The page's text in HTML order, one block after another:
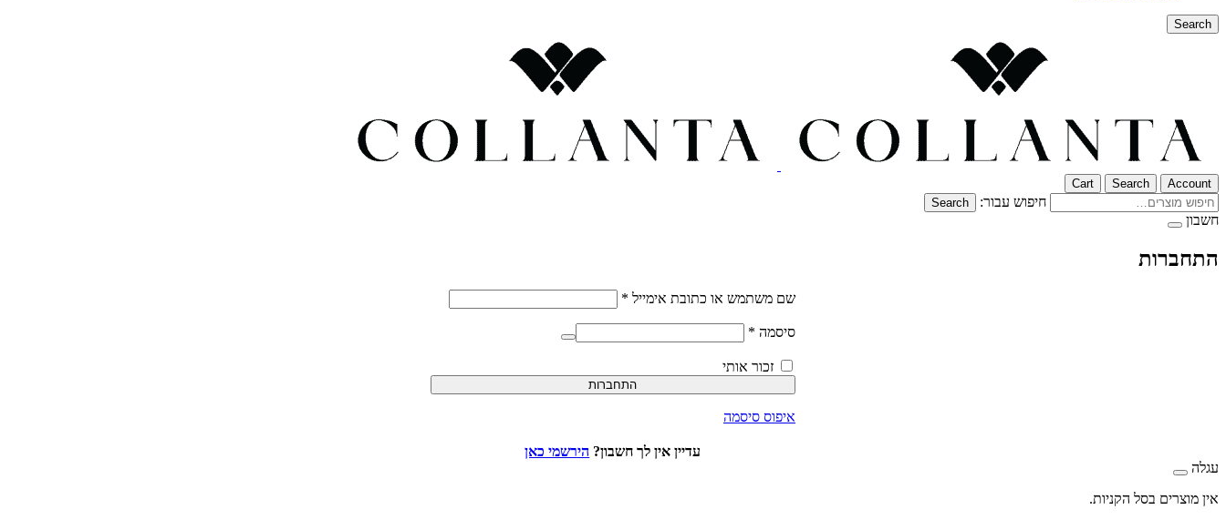
Search
Account
Search
Cart
חיפוש עבור: Search
חשבון
התחברות
שם משתמש או כתובת אימייל *
סיסמה *
זכור אותי
התחברות
איפוס סיסמה
עדיין אין לך חשבון? הירשמי כאן
עגלה
אין מוצרים בסל הקניות.